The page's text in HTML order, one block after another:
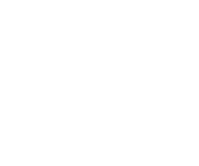
Härdat Glas
A35 5G